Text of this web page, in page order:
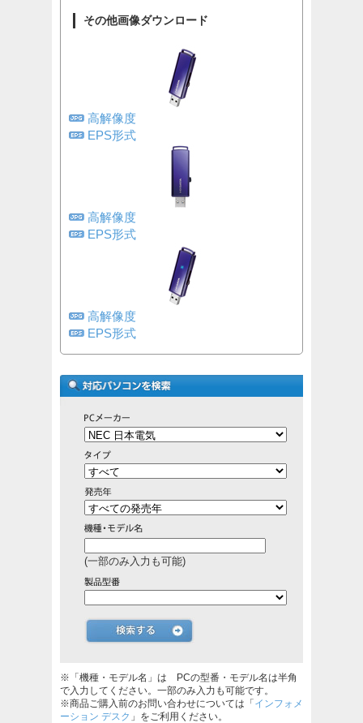
その他画像ダウンロード
高解像度
EPS形式
高解像度
EPS形式
高解像度
EPS形式
(一部のみ入力も可能)
※「機種・モデル名」は PCの型番・モデル名は半角
で入力してください。一部のみ入力も可能です。
※商品ご購入前のお問い合わせについては「インフォメ
ーション デスク 」をご利用ください。